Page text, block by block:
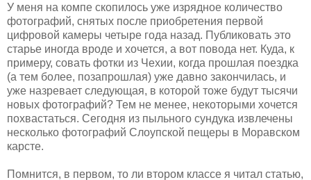
У меня на компе скопилось уже изрядное количество
фотографий, снятых после приобретения первой
цифровой камеры четыре года назад. Публиковать это
старье иногда вроде и хочется, а вот повода нет. Куда, к
примеру, совать фотки из Чехии, когда прошлая поездка
(а тем более, позапрошлая) уже давно закончилась, и
уже назревает следующая, в которой тоже будут тысячи
новых фотографий? Тем не менее, некоторыми хочется
похвастаться. Сегодня из пыльного сундука извлечены
несколько фотографий Слоупской пещеры в Моравском
карсте.
Помнится, в первом, то ли втором классе я читал статью,